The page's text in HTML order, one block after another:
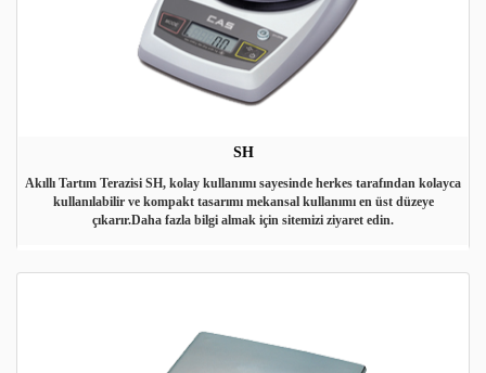
SH
Akıllı Tartım Terazisi SH, kolay kullanımı sayesinde herkes tarafından kolayca
kullanılabilir ve kompakt tasarımı mekansal kullanımı en üst düzeye
çıkarır.Daha fazla bilgi almak için sitemizi ziyaret edin.